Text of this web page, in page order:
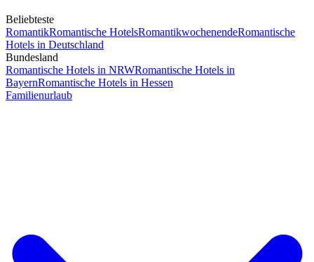
Beliebteste
RomantikRomantische HotelsRomantikwochenendeRomantische
Hotels in Deutschland
Bundesland
Romantische Hotels in NRWRomantische Hotels in
BayernRomantische Hotels in Hessen
Familienurlaub